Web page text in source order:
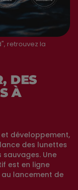
retrouvez la
DES
À
développement,
des lunettes
Une
est en ligne
au lancement de